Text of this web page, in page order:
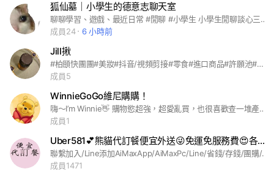
狐仙墓｜小學生的德意志聊天室
聊聊學習、遊戲、最近日常 #閒聊 #小學生 小學生閒聊談心三峽淡水八里小學中學大學畫畫專業髒話嘴砲瘋狗歷史文學美女討厭快樂國小國中高中初中咪醬狐仙麻吉貓Line社群K-POP股票投資發洩德基人日耀本舖唐吉軻德唐吉柯德松本清線上購物蝦皮 pchome札幌藥妝華西街萬華夜市士林夜市饒河夜市三合夜市六合夜市東大夜市超市傳統菜市場果菜市場環南市場西門町萬華萬華人大安大安人中正中正人信義信義人木柵文山內湖中山松山大同士林北投新北板橋中和永和土城林 □新莊泰山樹林三重三峽八里淡水五股新店安坑深坑汐止汐止人貢寮鶯歌蘆洲蘆洲人石門三芝烏來平溪坪林瑞芳金山萬里石碇中壢內壢楊梅龜山新竹新北新北市板橋區中和區永和區土城區林口新莊區泰山區三重區山峽區八里淡水五股新店安坑深坑桃園笑話梗圖愛情美麗攝影手機美女開團熱門毛孩疫情彩妝讀書會學習旅行飯店旅館直播蘋果校友公仔代購團購中華職棒中職分享吃貨副食品減肥美食追劇股票米其林追劇股票股市台積電面試健身人力環島存錢劇股票米其林追劇股票股市台積電面試健身人力環島存錢親子按摩vip筆記談心交友情報新手同好愛好自行車單車潛水露營登山釣魚NBA健身籃球棒球MLB足球兔子毛孩貓咪柴犬貴賓傳說對決手遊/遊戲討論球鞋精品美甲服飾彩妝保養海賊王角色webtoon甜點美食/銅板美食吃貨米其林民宿環島景點/民宿景點追劇日劇/韓劇美劇家長/功課校友社團/筆記/老師大學高中好市多老師知識工程師前端/手機家電心事愛情/交心談心研究所/育兒親子童裝新手媽咪新手媽咪轉學求職求學面試外送/上班族房市理財信用卡存錢/門市創業同業/團購夥伴大小事資訊/基隆桃園宜蘭/花蓮花東/台東新竹中部台中雲林彰化高雄岡山屏東墾丁金門蘭嶼綠島馬祖媽祖嘉義南投 創群日：2024/10/6
成員24
6 小時前
Jill揪
#柏頤快團團#美妝#抖音/視頻剪接#零食#進口商品#許願池#自家製醬料#生活好物分享#服裝#變美變漂亮討論#服裝#代購#閒聊私訊請找團長小柏頤
成員5
WinnieGoGo維尼購購！
嗨～I’m Winnie👋 購物慾超強，超愛亂買，也很喜歡查一堆產品的功課、推薦分享產品🩶 - 所以目前此社群會分享我整理的產品資訊、評價給大家，讓大家購物比較有方向，也可以參考❤️‍🔥 產品無論日用品、文具、美妝、香水、食物、保健品等等各種都會分享，也可許願，如果我自己有用過、朋友有用過，我也會自己分享實測😚 - 也會分享一些旅遊的事、旅遊心得、商品討論、冷知識、小撇步、日常閒聊也ok 💯 歡迎大家入維尼教嘿嘿💛
成員1
Uber581💕熊貓代訂餐便宜外送😜免運免服務費😍各項優惠省錢活動福利好康😎😆
聯繫加入/Line添加AiMaxApp/AiMaxPc/Line/省錢/存錢/團購/吃喝玩樂/分享/消費/買一送一/全聯/超商/711/麥當勞/發票/點數/生鮮/美食/購物/網購/批發/便當/飲料/餐廳/581/foodpanda/國外台灣門號短信簡訊驗證碼/司機/計程車/公仔/玩具/小黃/學生/學習/大學/高中/國中/國小/幼稚園/學校/媽媽/爸爸/小孩/親子/毛孩/寵物/阿姨/女生/女孩/男生/聯誼/閒聊/談心/心情/交友/單身/聊天/綜合/討論/台北/新北/基隆/桃園/台中/台南/高雄/苗栗/雲林/新竹/彰化/南投/嘉義/屏東/花蓮/中華/美國/日本/3c/xbox/電腦/筆電/手機/iphone/蘋果/安卓/模擬器/android/電影/桌遊/手遊/夜神/雷電/遊戲/天堂/神奇寶貝/寶可夢/pokemon/原神/poe/英雄聯盟/楓之谷/lol/怪物彈珠/RO仙境傳說/跑跑卡丁車/貓咪大戰爭/暗黑破壞神/暗黑/星空/鬥陣特攻/爐石戰記/永劫無間/激鬥峽谷/傳說對決/netfilx/追劇/vip/動漫/鬼滅/魯夫/航海王/米其林/英文/翻譯/google/帳號/ps5/ai/gpt/steam/Switch/ns/pchome/dcard/ig/fb/臉書/評價/有趣/二手/商店/交易/好物/交換/減肥/瘦身/健康/健身/運動/創業/羽球/籃球/旅遊/足球/棒球/nba/網球/門票/演唱會/樂透/539/疫情/疫苗/醫生/登革熱/汽車/機車/生活/補助/職場/靠北/爆料/新聞/時事/靈異/金融/股票/投資/美股/廣告/熊貓/chatgpt/露天/大胃王/霸王餐/taxi/代叫/臺北市/新北市/桃園市/臺中市/臺南市/高雄市/苗栗縣/彰化縣/南投縣/雲林縣/嘉義縣/屏東縣/宜蘭縣/花蓮縣/臺東縣/澎湖縣/金門縣/連江縣/基隆市/新竹市/嘉義市/免費/贈品/安安/烹飪/舞蹈/梗圖/美妝/穿搭/考試/精品/星座/柯南/護理/美髮/綜藝/租屋/購屋/服務/實習/電競/占星/科學/企業/資源/航空/鐵路/海運/空運/集運/淘寶/shopee/航天/工業/衛星/通訊/電信/廣播/物流/運輸/代理/市場/調研/公關/培訓/人力/招聘/選才/員工/福利/團隊/建設/定位/競爭/對手/消費者/行為/價格/促銷/上市/品質/保證/測試/能源/消耗/廢物/處理/資源回收/綠色/包裝
成員1471